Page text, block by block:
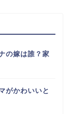
の嫁は誰？家
がかわいいと